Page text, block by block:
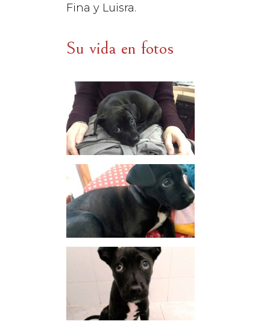
Fina y Luisra.
Su vida en fotos